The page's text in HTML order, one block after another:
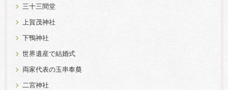
三十三間堂
上賀茂神社
下鴨神社
世界遺産で結婚式
両家代表の玉串奉奠
二宮神社